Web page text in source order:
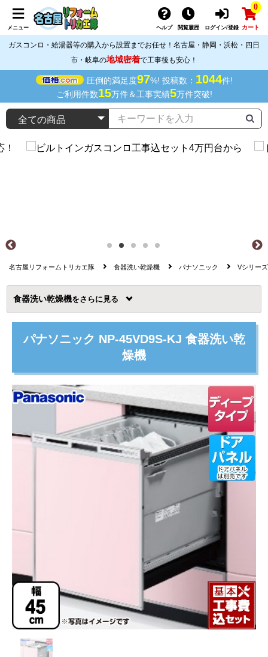
メニュー ヘルプ 閲覧履歴 ログイン/登録
0
カート
ガスコンロ・給湯器等の購入から設置までお任せ！名古屋・静岡・浜松・四日
市・岐阜の地域密着で工事後も安心！
圧倒的満足度97%! 投稿数： 1044件!
ご利用件数15万件＆工事実績5万件突破!
名古屋リフォームトリカエ隊 食器洗い乾燥機 パナソニック Vシリーズ
食器洗い乾燥機を
パナソニック NP-45VD9S-KJ 食器洗い乾
燥機